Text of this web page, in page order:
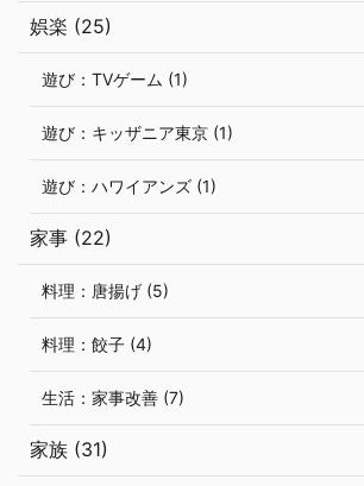
娯楽 (25)
遊び：TVゲーム (1)
遊び：キッザニア東京 (1)
遊び：ハワイアンズ (1)
家事 (22)
料理：唐揚げ (5)
料理：餃子 (4)
生活：家事改善 (7)
家族 (31)